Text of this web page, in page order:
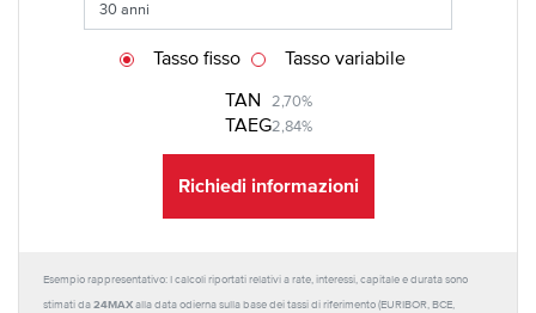
TAN 2,70%
TAEG2,84%
Tasso fisso Tasso variabile
Richiedi informazioni
Esempio rappresentativo: I calcoli riportati relativi a rate, interessi, capitale e durata sono
stimati da 24MAX alla data odierna sulla base dei tassi di riferimento (EURIBOR, BCE,